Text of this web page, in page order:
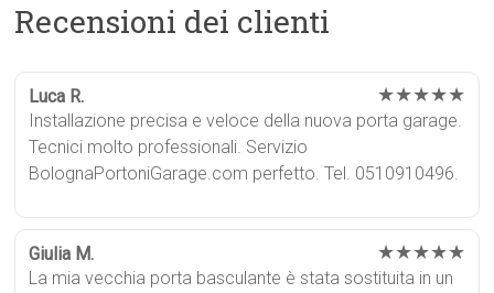
Recensioni dei clienti
Luca R. ★★★★★
Installazione precisa e veloce della nuova porta garage.
Tecnici molto professionali. Servizio
BolognaPortoniGarage.com perfetto. Tel. 0510910496.
Giulia M. ★★★★★
La mia vecchia porta basculante è stata sostituita in un